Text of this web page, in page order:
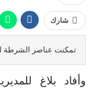
شارك
تمكنت عناصر الشرطة القضائية بمنطقة أمن
وأفاد بلاغ